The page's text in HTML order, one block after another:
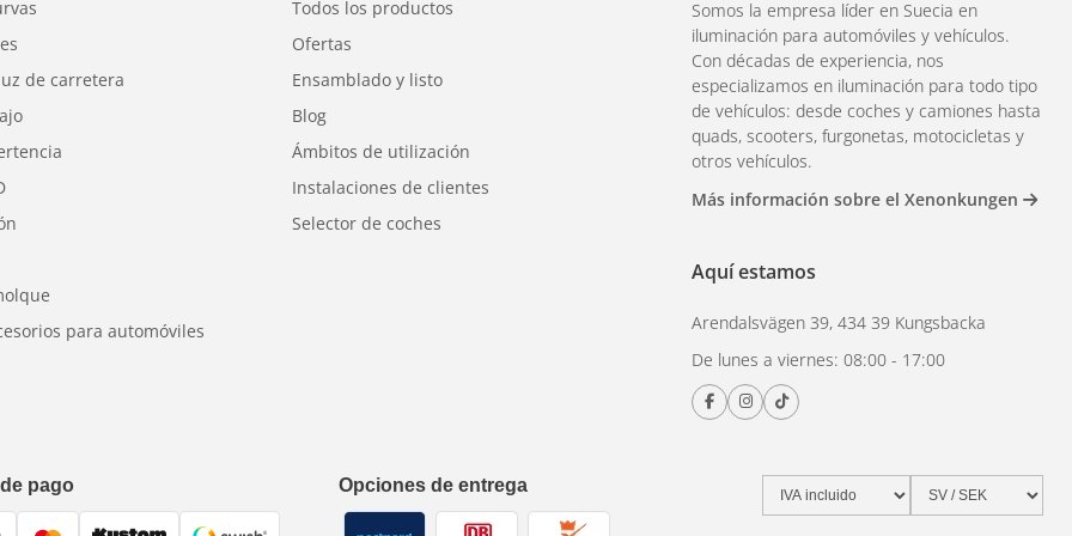
de carretera
para automóviles
Todos los productos
Ofertas
Ensamblado y listo
Blog
Ámbitos de utilización
Instalaciones de clientes
Selector de coches
Somos la empresa líder en Suecia en
iluminación para automóviles y vehículos.
Con décadas de experiencia, nos
especializamos en iluminación para todo tipo
de vehículos: desde coches y camiones hasta
quads, scooters, furgonetas, motocicletas y
otros vehículos.
Más información sobre el Xenonkungen
Aquí estamos
Arendalsvägen 39, 434 39 Kungsbacka
De lunes a viernes: 08:00 - 17:00
pago Opciones de entrega